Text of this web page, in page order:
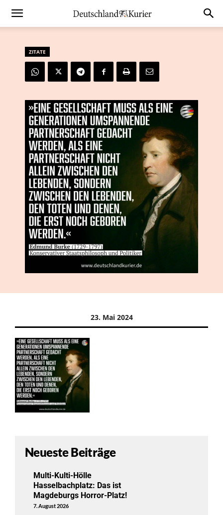
ZITATE
23. Mai 2024
Neueste Beiträge
Multi-Kulti-Hölle
Hasselbachplatz: Das ist
Magdeburgs Horror-Platz!
7. August 2026